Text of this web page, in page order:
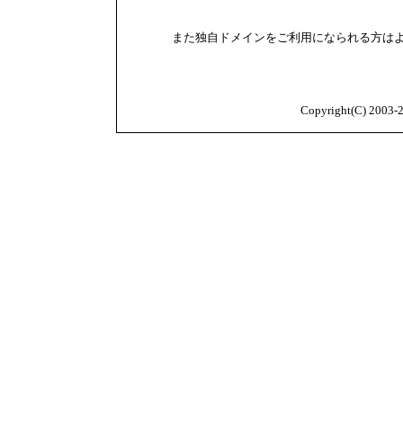
また独自ドメインをご利用になられる方は
Copyright(C) 2003-